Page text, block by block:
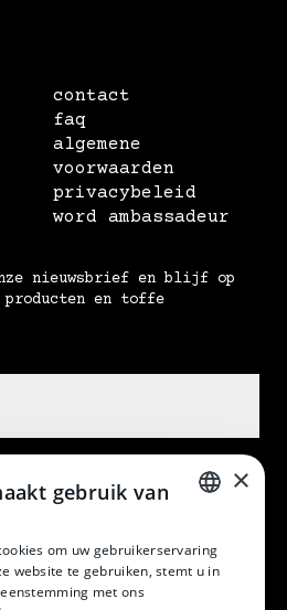
contact
faq
algemene
voorwaarden
privacybeleid
word ambassadeur
nieuwsbrief en blijf op
producten en toffe
my skin DUTCH
×
gebruik van
om uw gebruikerservaring
website te gebruiken, stemt u in
met ons